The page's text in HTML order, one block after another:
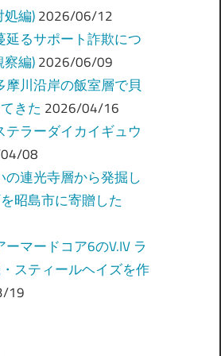
処編) 2026/06/12
延るサポート詐欺につ
察編) 2026/06/09
摩川沿岸の飯室層で貝
きた 2026/04/16
テラーダイカイギュウ
08
の連光寺層から発掘し
昭島市に寄贈した
マードコア6のV.IV ラ
スティールヘイズを作
19